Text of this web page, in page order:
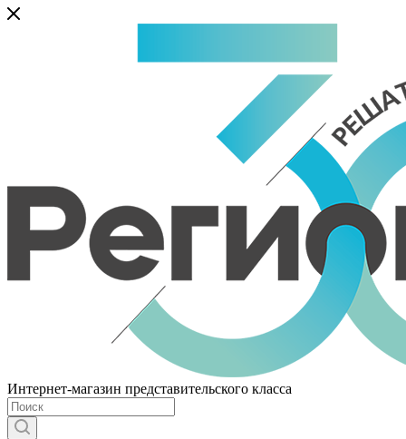
Интернет-магазин представительского класса